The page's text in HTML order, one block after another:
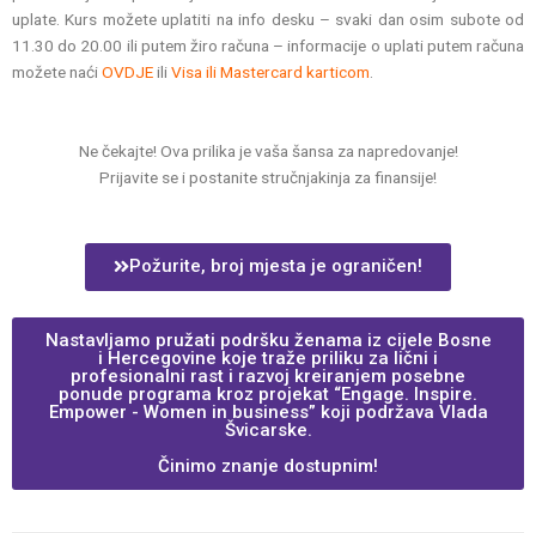
uplate. Kurs možete uplatiti na info desku – svaki dan osim subote od
11.30 do 20.00 ili putem žiro računa – informacije o uplati putem računa
možete naćiOVDJEiliVisa ili Mastercard karticom
Ne čekajte! Ova prilika je vaša šansa za napredovanje!
Prijavite se i postanite stručnjakinja za finansije!
Požurite, broj mjesta je ograničen!
Nastavljamo pružati podršku ženama iz cijele Bosne
i Hercegovine koje traže priliku za lični i
profesionalni rast i razvoj kreiranjem posebne
ponude programa kroz projekat “Engage. Inspire.
Empower - Women in business” koji podržava Vlada
Švicarske.
Činimo znanje dostupnim!